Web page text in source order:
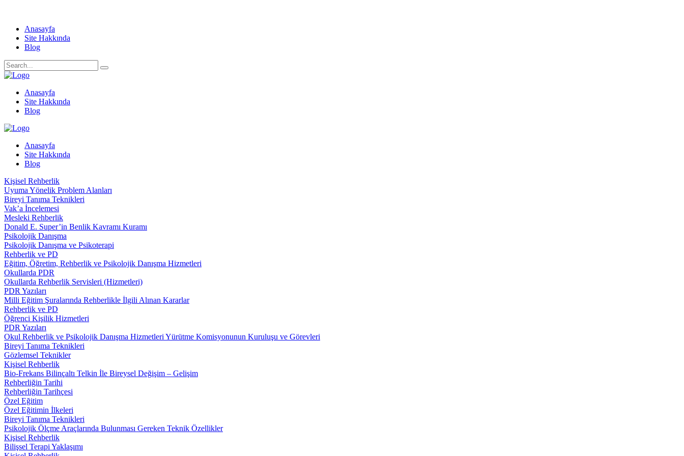
Anasayfa
Site Hakkında
Blog
Anasayfa
Site Hakkında
Blog
Anasayfa
Site Hakkında
Blog
Kişisel Rehberlik
Uyuma Yönelik Problem Alanları
Bireyi Tanıma Teknikleri
Vak’a İncelemesi
Mesleki Rehberlik
Donald E. Super’in Benlik Kavramı Kuramı
Psikolojik Danışma
Psikolojik Danışma ve Psikoterapi
Rehberlik ve PD
Eğitim, Öğretim, Rehberlik ve Psikolojik Danışma Hizmetleri
Okullarda PDR
Okullarda Rehberlik Servisleri (Hizmetleri)
PDR Yazıları
Milli Eğitim Şuralarında Rehberlikle İlgili Alınan Kararlar
Rehberlik ve PD
Öğrenci Kişilik Hizmetleri
PDR Yazıları
Okul Rehberlik ve Psikolojik Danışma Hizmetleri Yürütme Komisyonunun Kuruluşu ve Görevleri
Bireyi Tanıma Teknikleri
Gözlemsel Teknikler
Kişisel Rehberlik
Bio-Frekans Bilinçaltı Telkin İle Bireysel Değişim – Gelişim
Rehberliğin Tarihi
Rehberliğin Tarihçesi
Özel Eğitim
Özel Eğitimin İlkeleri
Bireyi Tanıma Teknikleri
Psikolojik Ölçme Araçlarında Bulunması Gereken Teknik Özellikler
Kişisel Rehberlik
Bilişsel Terapi Yaklaşımı